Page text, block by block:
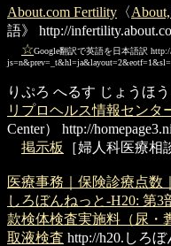
About.com Fertility 〈
語》
http://
☆Google翻訳で英語を日本語訳
りぷろ へるす じょうほ
リプロヘルス情報センタ
Center）
http://
掲示板
［婦人科医療相
医療事務｜保険診療点数
しろぼんねっと-H20: 第3
款検体検査実施料（尿・
取液検査 http://h20.しろぼ